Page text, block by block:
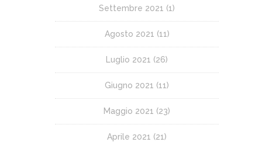
Settembre 2021 (1)
Agosto 2021 (11)
Luglio 2021 (26)
Giugno 2021 (11)
Maggio 2021 (23)
Aprile 2021 (21)